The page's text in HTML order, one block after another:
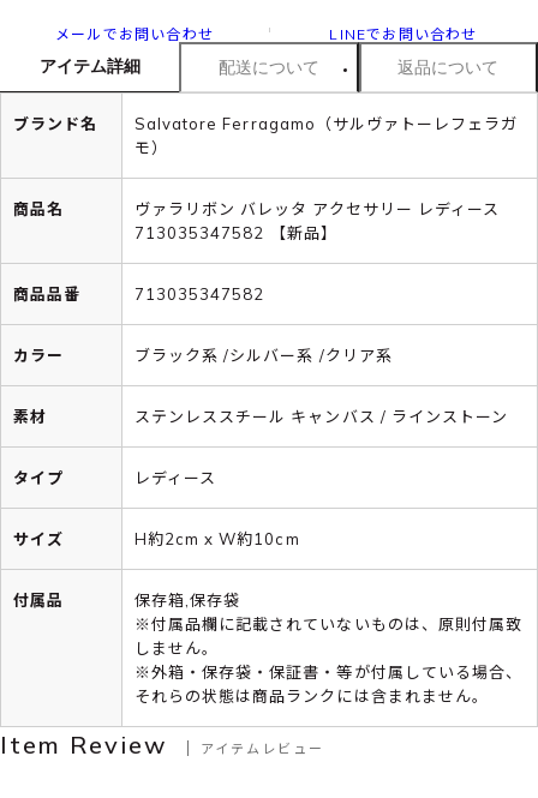
メールでお問い合わせ LINEでお問い合わせ
アイテム詳細 配送について 返品について
ブランド名
Salvatore Ferragamo（サルヴァトーレフェラガ
モ）
商品名
ヴァラリボン バレッタ アクセサリー レディース
713035347582 【新品】
商品品番 713035347582
カラー ブラック系 /シルバー系 /クリア系
素材 ステンレススチール キャンバス / ラインストーン
タイプ レディース
サイズ H約2cm x W約10cm
付属品
保存箱,保存袋
※付属品欄に記載されていないものは、原則付属致
しません。
※外箱・保存袋・保証書・等が付属している場合、
それらの状態は商品ランクには含まれません。
Item Review アイテムレビュー